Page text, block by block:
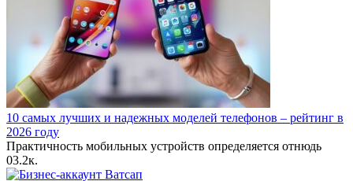
10 самых лучших и надежных моделей телефонов – рейтинг в
2026 году
Практичность мобильных устройств определяется отнюдь
03.2к.